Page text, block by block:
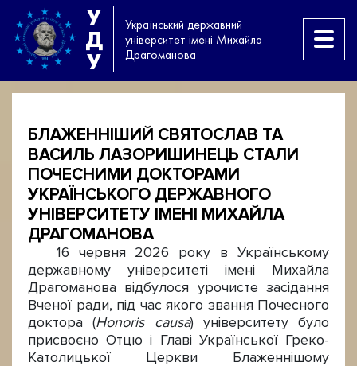
У
Д
У
Український державний
університет імені Михайла
Драгоманова
БЛАЖЕННІШИЙ СВЯТОСЛАВ ТА
ВАСИЛЬ ЛАЗОРИШИНЕЦЬ СТАЛИ
ПОЧЕСНИМИ ДОКТОРАМИ
УКРАЇНСЬКОГО ДЕРЖАВНОГО
УНІВЕРСИТЕТУ ІМЕНІ МИХАЙЛА
ДРАГОМАНОВА
16 червня 2026 року в Українському
державному університеті імені Михайла
Драгоманова відбулося урочисте засідання
Вченої ради, під час якого звання Почесного
доктора (Honoris causa) університету було
присвоєно Отцю і Главі Української Греко-
Католицької Церкви Блаженнішому